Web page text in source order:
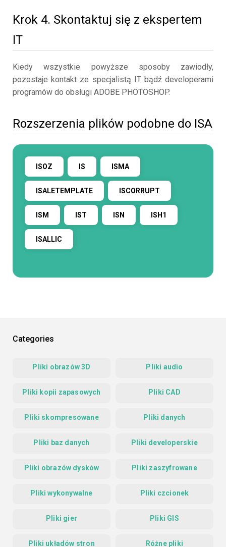
Krok 4. Skontaktuj się z ekspertem
IT
Kiedy wszystkie powyższe sposoby zawiodły,
pozostaje kontakt ze specjalistą IT bądź developerami
programów do obsługi ADOBE PHOTOSHOP.
Rozszerzenia plików podobne do ISA
ISOZ IS ISMA
ISALETEMPLATE ISCORRUPT
ISM IST ISN ISH1
ISALLIC
Categories
Pliki obrazów 3D Pliki audio
Pliki kopii zapasowych Pliki CAD
Pliki skompresowane Pliki danych
Pliki baz danych Pliki developerskie
Pliki obrazów dysków Pliki zaszyfrowane
Pliki wykonywalne Pliki czcionek
Pliki gier Pliki GIS
Pliki układów stron Różne pliki